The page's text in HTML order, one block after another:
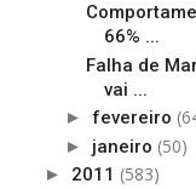
66% ...
Falha de
vai ...
► fevereiro
► janeiro (50)
► 2011 (583)